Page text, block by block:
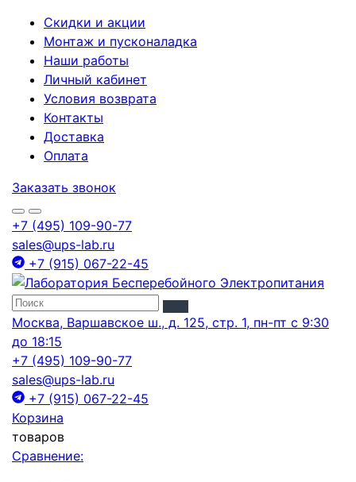
Скидки и акции
Монтаж и пусконаладка
Наши работы
Личный кабинет
Условия возврата
Контакты
Доставка
Оплата
Заказать звонок
+7 (495) 109-90-77
sales@ups-lab.ru
+7 (915) 067-22-45
Москва, Варшавское ш., д. 125, стр. 1, пн-пт с 9:30
до 18:15
+7 (495) 109-90-77
sales@ups-lab.ru
+7 (915) 067-22-45
Корзина
товаров
Сравнение: